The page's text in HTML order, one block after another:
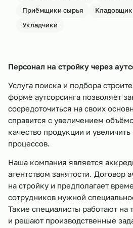
Приёмщики сырья
Укладчики
Персонал на стройку через
Услуга поиска и подбора
форме аутсорсинга позволяет
сосредоточиться на своих
справится с увеличением
качество продукции и
процессов.
Наша компания является
агентством занятости. Договор
на стройку и предполагает
сотрудников нужной
Такие специалисты работают на
и решают производственные